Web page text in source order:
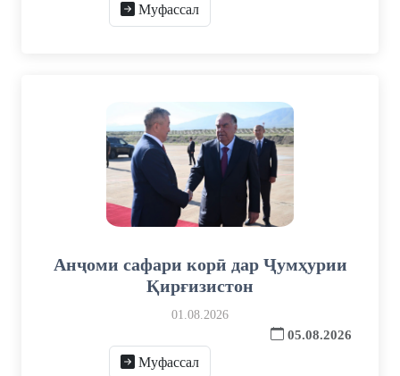
Муфассал
Анҷоми сафари корӣ дар Ҷумҳурии
Қирғизистон
01.08.2026
05.08.2026
Муфассал